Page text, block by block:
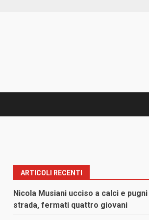
ARTICOLI RECENTI
Nicola Musiani ucciso a calci e pugni
strada, fermati quattro giovani